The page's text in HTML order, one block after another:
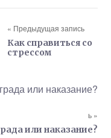
« Предыдущая запись
Как справиться со
стрессом
ь »
или наказание?